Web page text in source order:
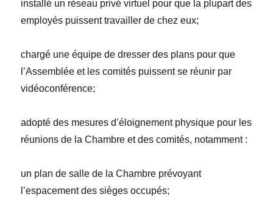
installé un réseau privé virtuel pour que la plupart des
employés puissent travailler de chez eux;
chargé une équipe de dresser des plans pour que
l’Assemblée et les comités puissent se réunir par
vidéoconférence;
adopté des mesures d’éloignement physique pour les
réunions de la Chambre et des comités, notamment :
un plan de salle de la Chambre prévoyant
l’espacement des sièges occupés;